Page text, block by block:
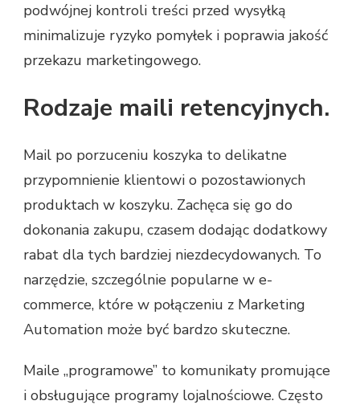
podwójnej kontroli treści przed wysyłką
minimalizuje ryzyko pomyłek i poprawia jakość
przekazu marketingowego.
Rodzaje maili retencyjnych.
Mail po porzuceniu koszyka to delikatne
przypomnienie klientowi o pozostawionych
produktach w koszyku. Zachęca się go do
dokonania zakupu, czasem dodając dodatkowy
rabat dla tych bardziej niezdecydowanych. To
narzędzie, szczególnie popularne w e-
commerce, które w połączeniu z Marketing
Automation może być bardzo skuteczne.
Maile „programowe” to komunikaty promujące
i obsługujące programy lojalnościowe. Często